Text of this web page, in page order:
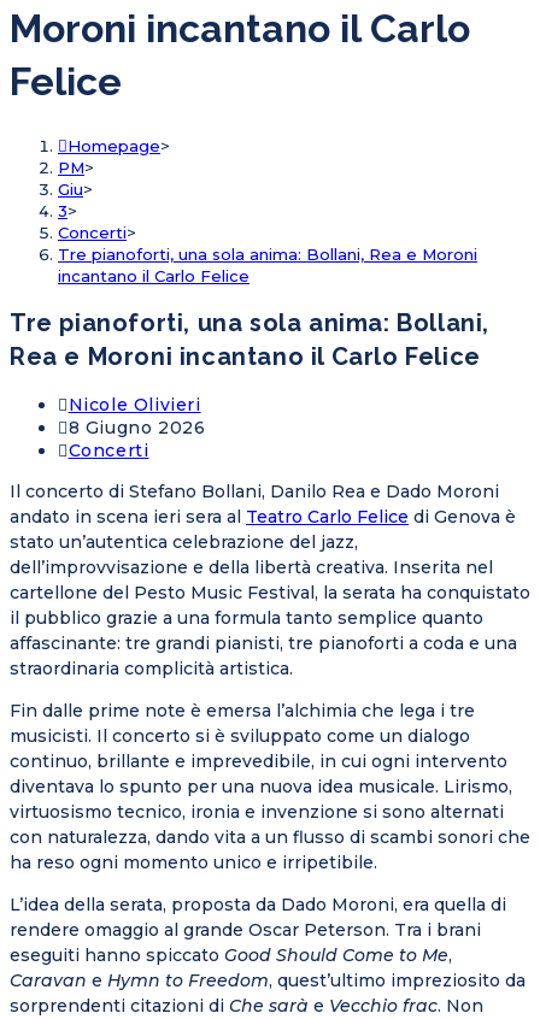
Moroni incantano il Carlo
Felice
Homepage>
PM>
Giu>
3>
Concerti>
Tre pianoforti, una sola anima: Bollani, Rea e Moroni
incantano il Carlo Felice
Tre pianoforti, una sola anima: Bollani,
Rea e Moroni incantano il Carlo Felice
Post
Author:
Nicole Olivieri
Articolo
pubblicato:
8 Giugno 2026
Post
Concerti
Il concerto di Stefano Bollani, Danilo Rea e Dado Moroni
andato in scena ieri sera al Teatro Carlo Felice di Genova è
stato un’autentica celebrazione del jazz,
dell’improvvisazione e della libertà creativa. Inserita nel
cartellone del Pesto Music Festival, la serata ha conquistato
il pubblico grazie a una formula tanto semplice quanto
affascinante: tre grandi pianisti, tre pianoforti a coda e una
straordinaria complicità artistica.
Fin dalle prime note è emersa l’alchimia che lega i tre
musicisti. Il concerto si è sviluppato come un dialogo
continuo, brillante e imprevedibile, in cui ogni intervento
diventava lo spunto per una nuova idea musicale. Lirismo,
virtuosismo tecnico, ironia e invenzione si sono alternati
con naturalezza, dando vita a un flusso di scambi sonori che
ha reso ogni momento unico e irripetibile.
L’idea della serata, proposta da Dado Moroni, era quella di
rendere omaggio al grande Oscar Peterson. Tra i brani
eseguiti hanno spiccato Good Should Come to Me,
Caravan e Hymn to Freedom, quest’ultimo impreziosito da
sorprendenti citazioni di Che sarà e Vecchio frac. Non